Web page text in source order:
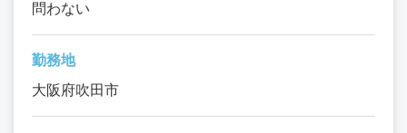
問わない
勤務地
大阪府吹田市